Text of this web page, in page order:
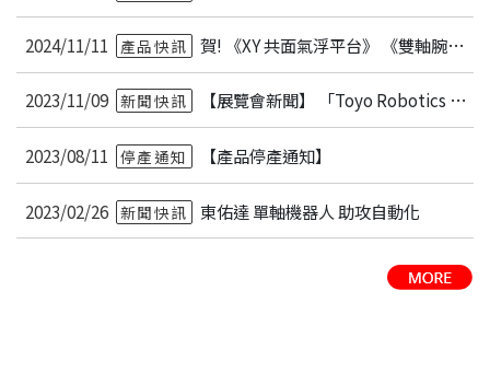
2024/11/11 產品快訊 賀! 《XY 共面氣浮平台》 《雙軸腕型機器人》榮獲2025精品獎
2023/11/09 新聞快訊 【展覽會新聞】 「Toyo Robotics Korea」
2023/08/11 停產通知 【產品停產通知】
2023/02/26 新聞快訊 東佑達 單軸機器人 助攻自動化